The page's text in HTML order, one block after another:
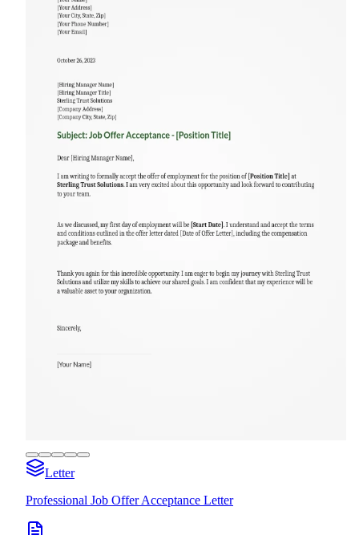
Letter
Professional Job Offer Acceptance Letter